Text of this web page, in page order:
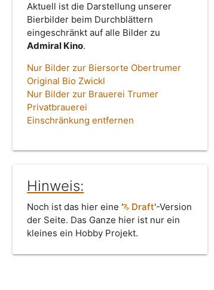
Aktuell ist die Darstellung unserer
Bierbilder beim Durchblättern
eingeschränkt auf alle Bilder zu
Admiral Kino.
Nur Bilder zur Biersorte Obertrumer
Original Bio Zwickl
Nur Bilder zur Brauerei Trumer
Privatbrauerei
Einschränkung entfernen
Hinweis:
Noch ist das hier eine ' Draft'-Version
der Seite. Das Ganze hier ist nur ein
kleines ein Hobby Projekt.